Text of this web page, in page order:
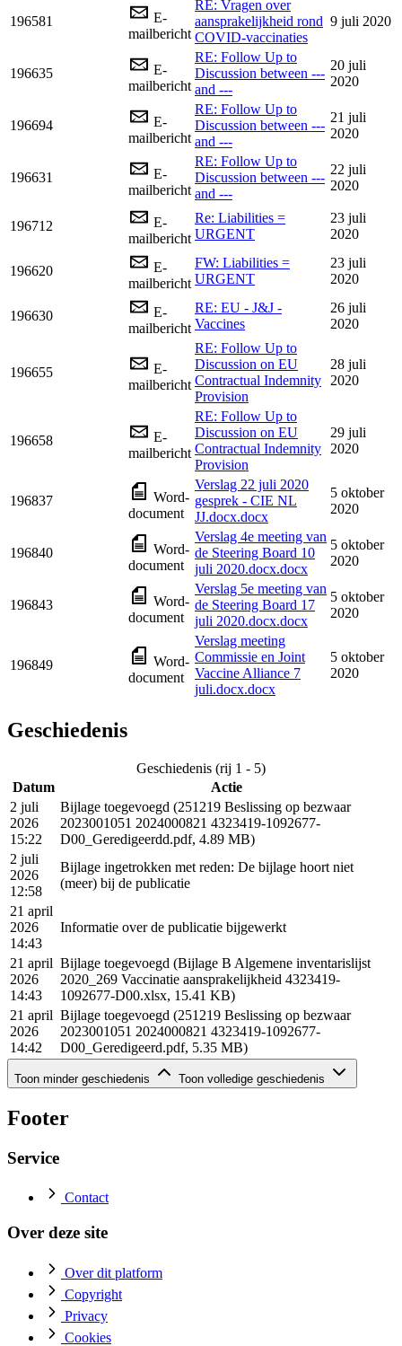
196581
E-
mailbericht
RE: Vragen over
aansprakelijkheid rond
COVID-vaccinaties
9 juli 2020
196635
E-
mailbericht
RE: Follow Up to
Discussion between ---
and ---
20 juli
2020
196694
E-
mailbericht
RE: Follow Up to
Discussion between ---
and ---
21 juli
2020
196631
E-
mailbericht
RE: Follow Up to
Discussion between ---
and ---
22 juli
2020
196712
E-
mailbericht
Re: Liabilities =
URGENT
23 juli
2020
196620
E-
mailbericht
FW: Liabilities =
URGENT
23 juli
2020
196630
E-
mailbericht
RE: EU - J&J -
Vaccines
26 juli
2020
196655
E-
mailbericht
RE: Follow Up to
Discussion on EU
Contractual Indemnity
Provision
28 juli
2020
196658
E-
mailbericht
RE: Follow Up to
Discussion on EU
Contractual Indemnity
Provision
29 juli
2020
196837
Word-
document
Verslag 22 juli 2020
gesprek - CIE NL
JJ.docx.docx
5 oktober
2020
196840
Word-
document
Verslag 4e meeting van
de Steering Board 10
juli 2020.docx.docx
5 oktober
2020
196843
Word-
document
Verslag 5e meeting van
de Steering Board 17
juli 2020.docx.docx
5 oktober
2020
196849
Word-
document
Verslag meeting
Commissie en Joint
Vaccine Alliance 7
juli.docx.docx
5 oktober
2020
Geschiedenis
Geschiedenis (rij 1 - 5)
Datum
Actie
2 juli
2026
15:22
Bijlage toegevoegd (251219 Beslissing op bezwaar
2023001051 2024000821 4323419-1092677-
D00_Geredigeerdd.pdf, 4.89 MB)
2 juli
2026
12:58
Bijlage ingetrokken met reden: De bijlage hoort niet
(meer) bij de publicatie
21 april
2026
14:43
Informatie over de publicatie bijgewerkt
21 april
2026
14:43
Bijlage toegevoegd (Bijlage B Algemene inventarislijst
2020_269 Vaccinatie aansprakelijkheid 4323419-
1092677-D00.xlsx, 15.41 KB)
21 april
2026
14:42
Bijlage toegevoegd (251219 Beslissing op bezwaar
2023001051 2024000821 4323419-1092677-
D00_Geredigeerd.pdf, 5.35 MB)
Geschiedenis (rij 6 - 7)
Datum
Actie
28 april 2025 11:21
Toon minder geschiedenis Toon volledige geschiedenis
Footer
Service
Contact
Over deze site
Over dit platform
Copyright
Privacy
Cookies